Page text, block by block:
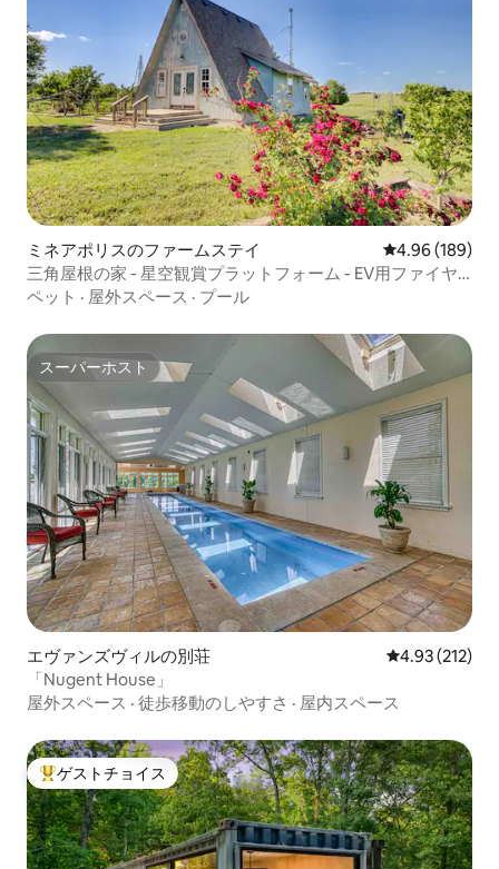
ミネアポリスのファームステイ レビュー189
4.96 (189)
三角屋根の家 - 星空観賞プラットフォーム - EV用ファイヤ
ーピット
ペット · 屋外スペース · プール
スーパーホスト
スーパーホスト
エヴァンズヴィルの別荘 レビュー212
4.93 (212)
「Nugent House」
屋外スペース · 徒歩移動のしやすさ · 屋内スペース
大好評のゲストチョイスです。
ゲストチョイス